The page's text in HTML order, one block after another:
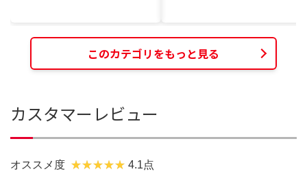
このカテゴリをもっと見る
カスタマーレビュー
オススメ度 4.1点